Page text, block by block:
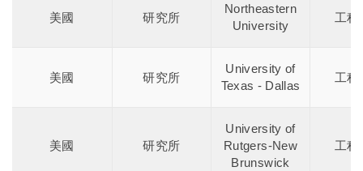
美國 研究所
Northeastern
University
工程
美國 研究所
University of
Texas - Dallas
工程
美國 研究所
University of
Rutgers-New
Brunswick
工程